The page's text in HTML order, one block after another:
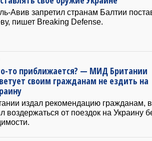
Авив запретил странам Балтии
пишет Breaking Defense.
то приближается? — МИД Британии
своим гражданам не ездить на
издал рекомендацию гражданам, в
воздержаться от поездок на Украину